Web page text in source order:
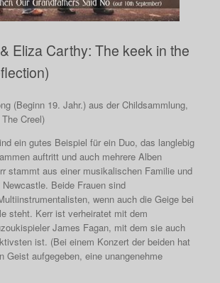
Eliza Carthy: The keek in the
(Beginn 19. Jahr.) aus der Childsammlung,
Creel)
ein gutes Beispiel für ein Duo, das langlebig
auftritt und auch mehrere Alben
stammt aus einer musikalischen Familie und
Beide Frauen sind
wenn auch die Geige bei
steht. Kerr ist verheiratet mit dem
James Fagan, mit dem sie auch
ist. (Bei einem Konzert der beiden hat
Geist aufgegeben, eine unangenehme